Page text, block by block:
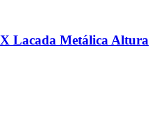
Lacada Metálica Altura